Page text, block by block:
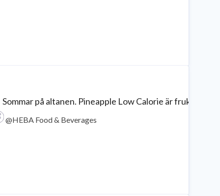
Sommar på altanen. Pineapple Low Calorie är fruktig,
@HEBA Food & Beverages